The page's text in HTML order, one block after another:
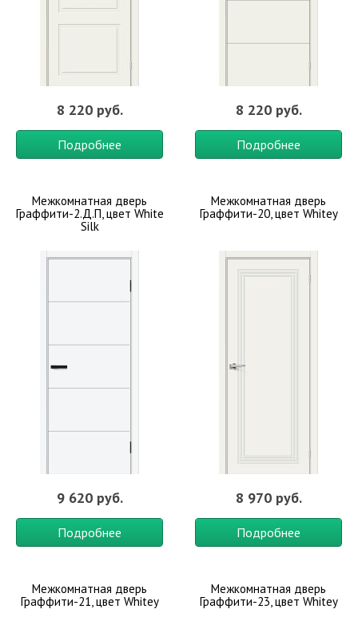
8 220 руб.
Подробнее
8 220 руб.
Подробнее
Межкомнатная дверь
Граффити-2.Д.П, цвет White
Silk
9 620 руб.
Подробнее
Межкомнатная дверь
Граффити-20, цвет Whitey
8 970 руб.
Подробнее
Межкомнатная дверь
Граффити-21, цвет Whitey
Межкомнатная дверь
Граффити-23, цвет Whitey